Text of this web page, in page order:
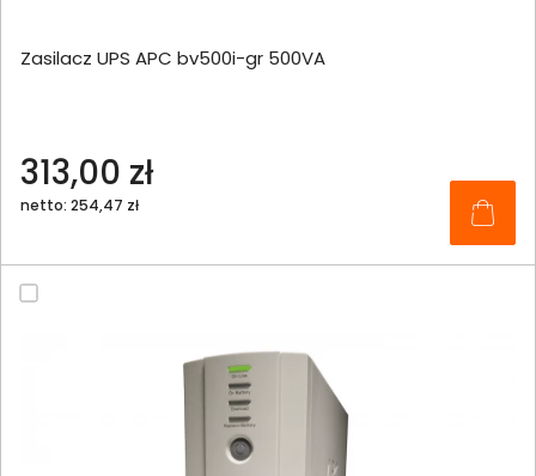
Zasilacz UPS APC bv500i-gr 500VA
313,00 zł
netto: 254,47 zł